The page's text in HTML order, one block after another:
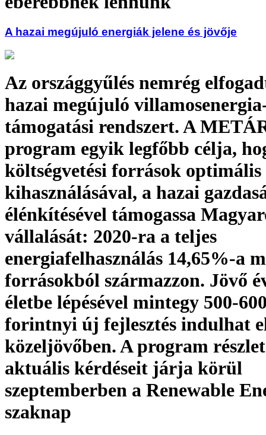
A hazai megújuló energiák jelene és jövője
Az országgyűlés nemrég
hazai megújuló
támogatási rendszert. A
program egyik legfőbb célja,
költségvetési források optimális
kihasználásával, a hazai
élénkítésével támogassa
vállalását: 2020-ra a teljes
energiafelhasználás 14,65%-a
forrásokból származzon. Jövő
életbe lépésével mintegy 500-
forintnyi új fejlesztés indulhat
közeljövőben. A program
aktuális kérdéseit járja körül
szeptemberben a Renewable
szaknap